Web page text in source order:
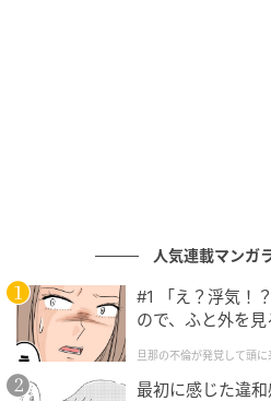
人気連載マンガ
#1 「え？浮気！
ので、ふと外を
クチャにしてや
旦那の不倫が発覚して頭
最初に感じた違